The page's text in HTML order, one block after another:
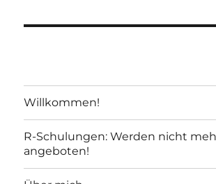
Willkommen!
R-Schulungen: Werden nicht
angeboten!